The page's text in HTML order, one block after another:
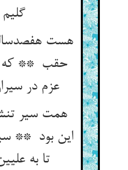
گلیم
هست
حقب ** که
همت سیر
این بود **